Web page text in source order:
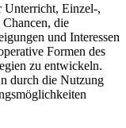
Unterricht, Einzel-,
die
und Interessen
Formen des
zu entwickeln.
durch die Nutzung